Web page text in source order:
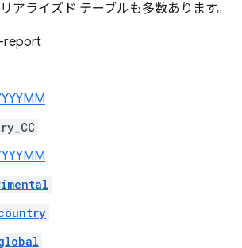
アライズド テーブルも多数あります。
report